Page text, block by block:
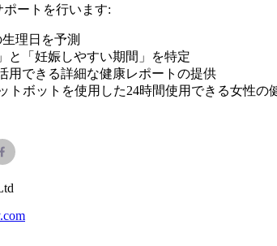
ートを行います:
理日を予測
と「妊娠しやすい期間」を特定
用できる詳細な健康レポートの提供
トボットを使用した24時間使用できる女性